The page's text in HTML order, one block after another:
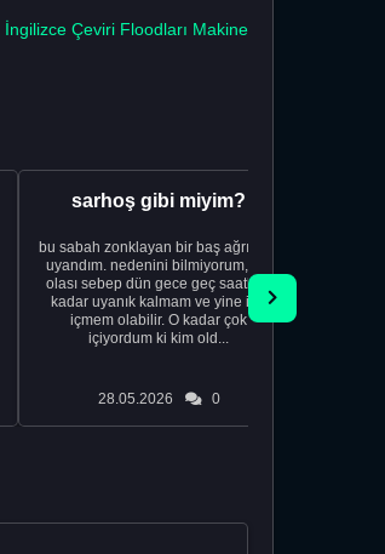
İngilizce Çeviri Floodları Makine
sarhoş gibi miyim?
bu sabah zonklayan bir baş ağrısıyla
uyandım. nedenini bilmiyorum, tek
olası sebep dün gece geç saatlere
kadar uyanık kalmam ve yine içki
içmem olabilir. O kadar çok
içiyordum ki kim old...
28.05.2026 0